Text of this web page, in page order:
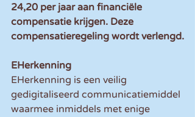
24,20 per jaar aan financiële
compensatie krijgen. Deze
compensatieregeling wordt verlengd.
EHerkenning
EHerkenning is een veilig
gedigitaliseerd communicatiemiddel
waarmee inmiddels met enige